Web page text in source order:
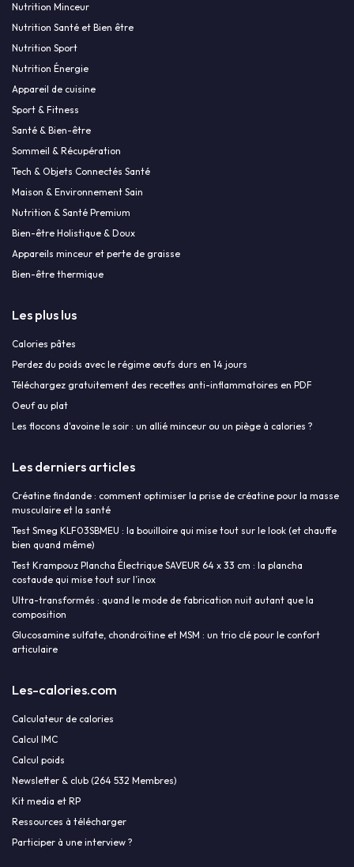
Nutrition Minceur
Nutrition Santé et Bien être
Nutrition Sport
Nutrition Énergie
Appareil de cuisine
Sport & Fitness
Santé & Bien-être
Sommeil & Récupération
Tech & Objets Connectés Santé
Maison & Environnement Sain
Nutrition & Santé Premium
Bien-être Holistique & Doux
Appareils minceur et perte de graisse
Bien-être thermique
Les plus lus
Calories pâtes
Perdez du poids avec le régime œufs durs en 14 jours
Téléchargez gratuitement des recettes anti-inflammatoires en PDF
Oeuf au plat
Les flocons d'avoine le soir : un allié minceur ou un piège à calories ?
Les derniers articles
Créatine findande : comment optimiser la prise de créatine pour la masse
musculaire et la santé
Test Smeg KLF03SBMEU : la bouilloire qui mise tout sur le look (et chauffe
bien quand même)
Test Krampouz Plancha Électrique SAVEUR 64 x 33 cm : la plancha
costaude qui mise tout sur l’inox
Ultra-transformés : quand le mode de fabrication nuit autant que la
composition
Glucosamine sulfate, chondroïtine et MSM : un trio clé pour le confort
articulaire
Les-calories.com
Calculateur de calories
Calcul IMC
Calcul poids
Newsletter & club (264 532 Membres)
Kit media et RP
Ressources à télécharger
Participer à une interview ?